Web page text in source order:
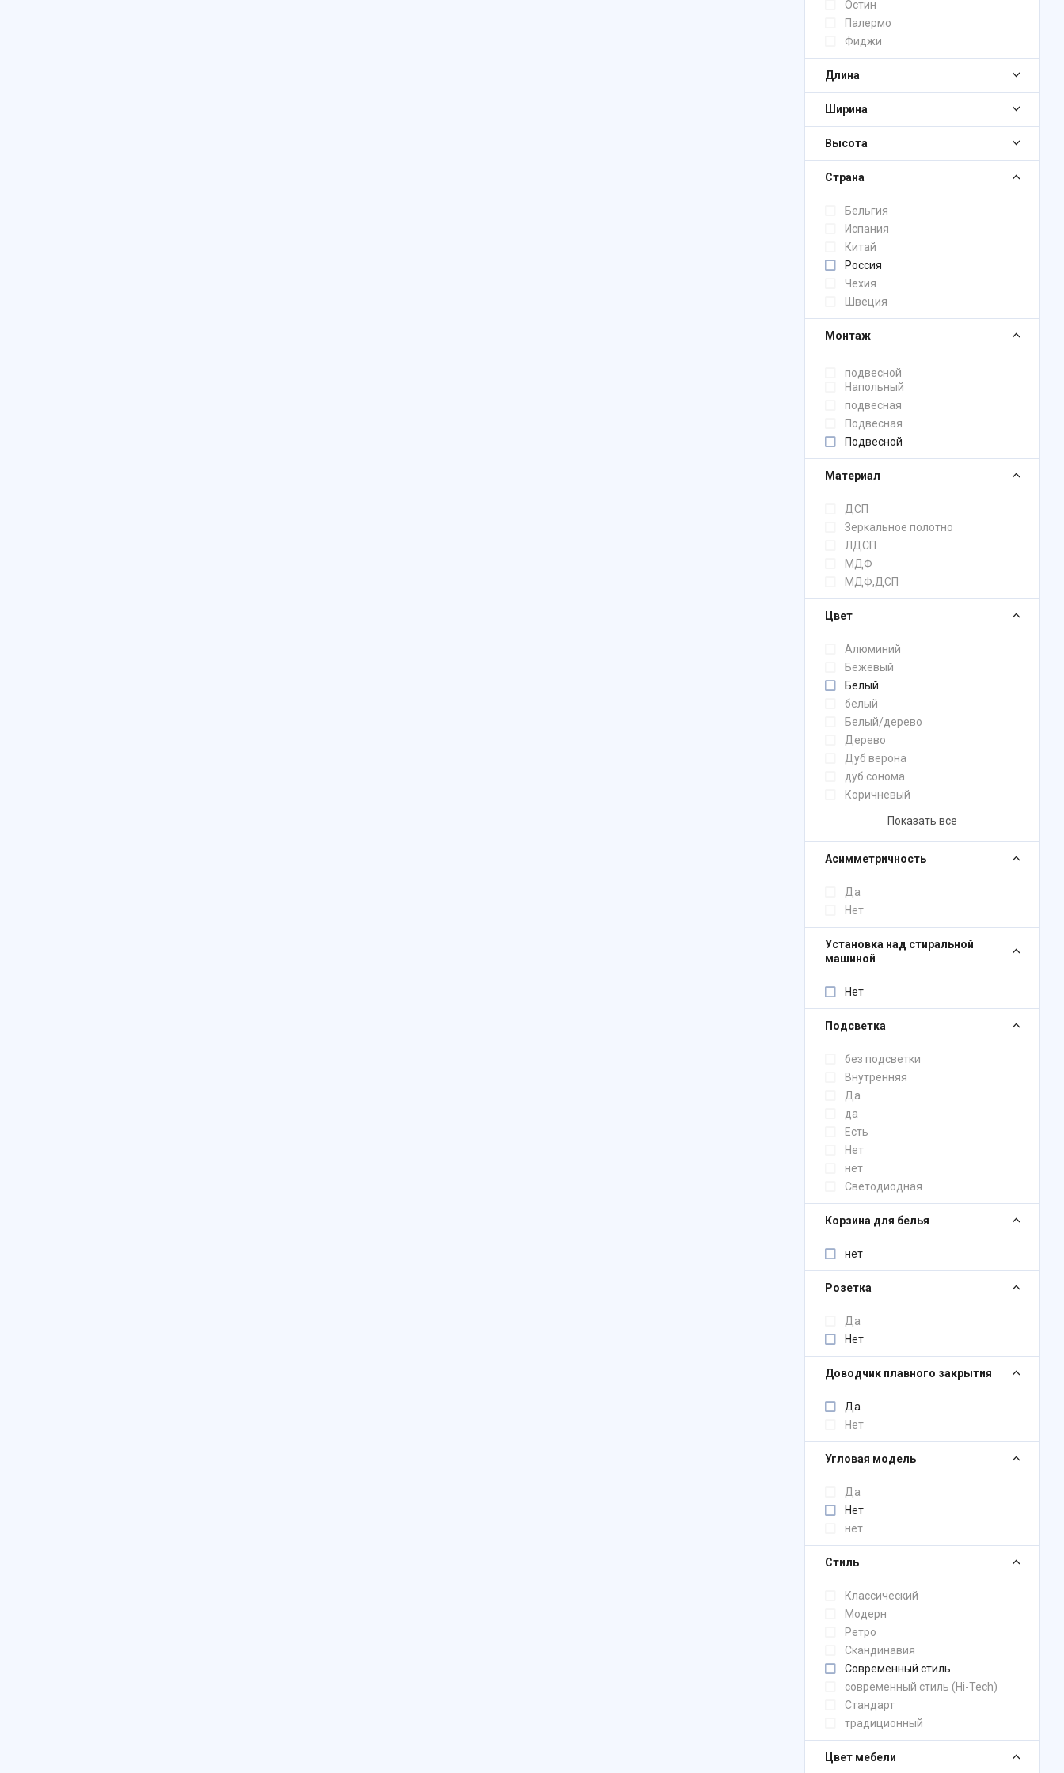
Остин
Палермо
Фиджи
Длина
Ширина
Высота
Страна
Бельгия
Испания
Китай
Россия
Чехия
Швеция
Монтаж
Напольный
подвесная
Подвесная
Подвесной
подвесной
Материал
ДСП
Зеркальное полотно
ЛДСП
МДФ
МДФ,ДСП
Цвет
Алюминий
Бежевый
Белый
белый
Белый/дерево
Дерево
Дуб верона
дуб сонома
Коричневый
Показать все
Асимметричность
Да
Нет
Установка над стиральной
машиной
Нет
Подсветка
без подсветки
Внутренняя
Да
да
Есть
Нет
нет
Светодиодная
Корзина для белья
нет
Розетка
Да
Нет
Доводчик плавного закрытия
Да
Нет
Угловая модель
Да
Нет
нет
Стиль
Классический
Модерн
Ретро
Скандинавия
Современный стиль
современный стиль (Hi-Tech)
Стандарт
традиционный
Цвет мебели